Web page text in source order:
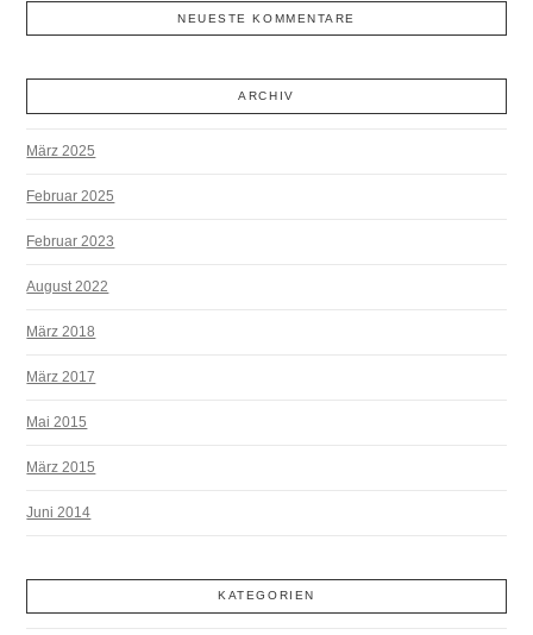
NEUESTE KOMMENTARE
ARCHIV
März 2025
Februar 2025
Februar 2023
August 2022
März 2018
März 2017
Mai 2015
März 2015
Juni 2014
KATEGORIEN